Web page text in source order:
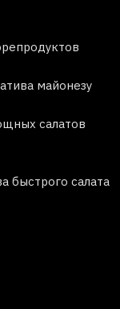
майонезу
салатов
быстрого салата